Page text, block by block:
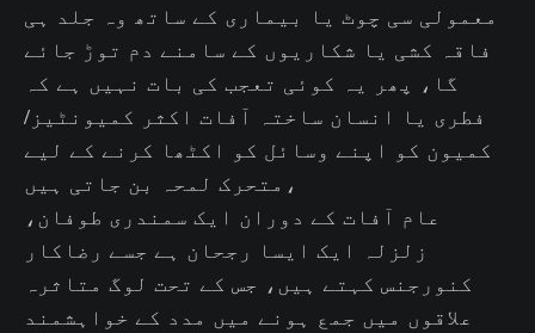
معمولی سی چوٹ یا بیماری کے ساتھ وہ جلد ہی
فاقہ کشی یا شکاریوں کے سامنے دم توڑ جائے
گا، پھر یہ کوئی تعجب کی بات نہیں ہے کہ
فطری یا انسان ساختہ آفات اکثر کمیونٹیز/
کمیون کو اپنے وسائل کو اکٹھا کرنے کے لیے
متحرک لمحہ بن جاتی ہیں،
عام آفات کے دوران ایک سمندری طوفان،
زلزلہ ایک ایسا رجحان ہے جسے رضاکار
کنورجنس کہتے ہیں، جس کے تحت لوگ متاثرہ
علاقوں میں جمع ہونے میں مدد کے خواہشمند